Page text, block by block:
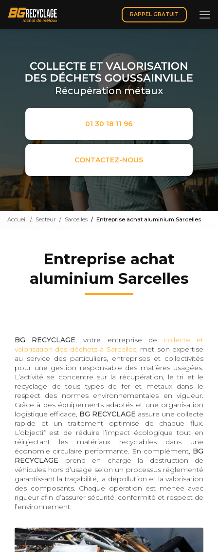
contenu
principal
RAPPEL GRATUIT
Récupération métaux
01 30 18 11 96
CONTACTEZ-NOUS
Accueil Secteur Sarcelles Entreprise achat aluminium Sarcelles
Entreprise achat
aluminium Sarcelles
BG RECYCLAGE, votre entreprise de collecte et
valorisation des déchets à Sarcelles, met son expertise
au service des particuliers, entreprises et collectivités
pour une gestion responsable des matières usagées.
L’activité se concentre sur la récupération, le tri et le
recyclage de tous types de fer et métaux dans le
respect des normes environnementales en vigueur.
Grâce à des équipements adaptés et une organisation
logistique efficace, BG RECYCLAGE assure une collecte
rapide et un traitement optimisé de chaque flux.
L’objectif est de réduire l’impact écologique tout en
réinjectant les matériaux recyclables dans une
économie circulaire performante. En complément, BG
RECYCLAGE prend en charge la destruction de
véhicules hors d’usage selon un processus réglementé
garantissant la traçabilité, la dépollution et la valorisation
des composants. Chaque opération est menée avec
rigueur afin d’assurer sécurité, conformité et respect de
l’environnement.